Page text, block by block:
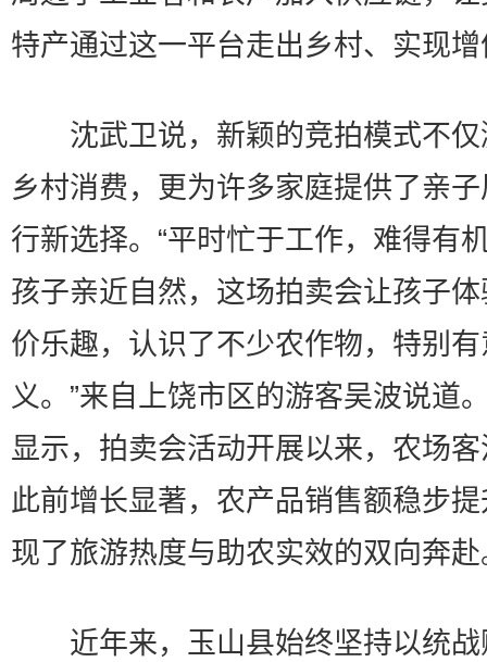
特产通过这一平台走出乡村、实现增
沈武卫说，新颖的竞拍模式不仅
乡村消费，更为许多家庭提供了亲
行新选择。“平时忙于工作，难得有
孩子亲近自然，这场拍卖会让孩子
价乐趣，认识了不少农作物，特别有
义。”来自上饶市区的游客吴波说道
显示，拍卖会活动开展以来，农场
此前增长显著，农产品销售额稳步
现了旅游热度与助农实效的双向奔赴
近年来，玉山县始终坚持以统战